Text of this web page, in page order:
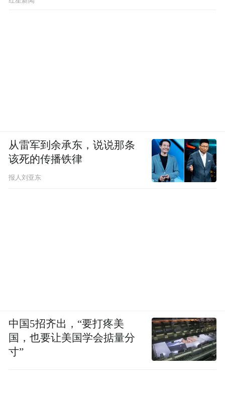
从雷军到余承东，说说那条
该死的传播铁律
报人刘亚东
中国5招齐出，“要打疼美
国，也要让美国学会掂量分
寸”